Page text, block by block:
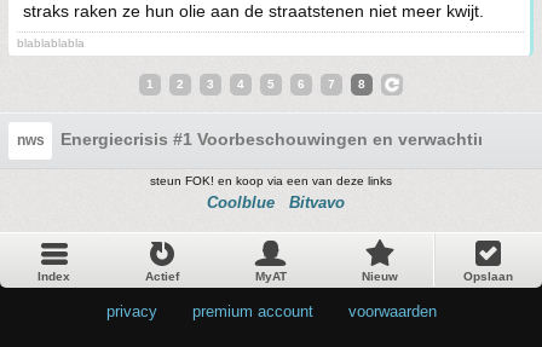
straks raken ze hun olie aan de straatstenen niet meer kwijt.
blablablabla
1 2 3 4 5 6 7 8
nws Energiecrisis #1 Voorbeschouwingen en verwachtingen
steun FOK! en koop via een van deze links
Coolblue Bitvavo
Index Actief MyAT Nieuw Opslaan
privacy premium account voorwaarden